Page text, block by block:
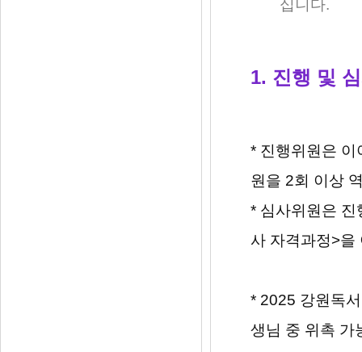
십니다.
1. 진행 및
* 진행위원은 이
원을 2회 이상
* 심사위원은 진
사 자격과정>을
* 2025 강원독
생님 중 위촉 가